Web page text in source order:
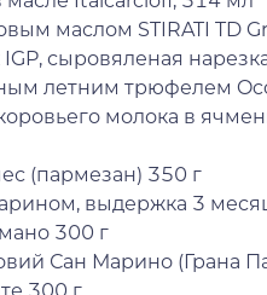
маслом STIRATI TD
сыровяленая
летним трюфелем
молока в
(пармезан) 350 г
выдержка 3
300 г
Сан Марино (Грана